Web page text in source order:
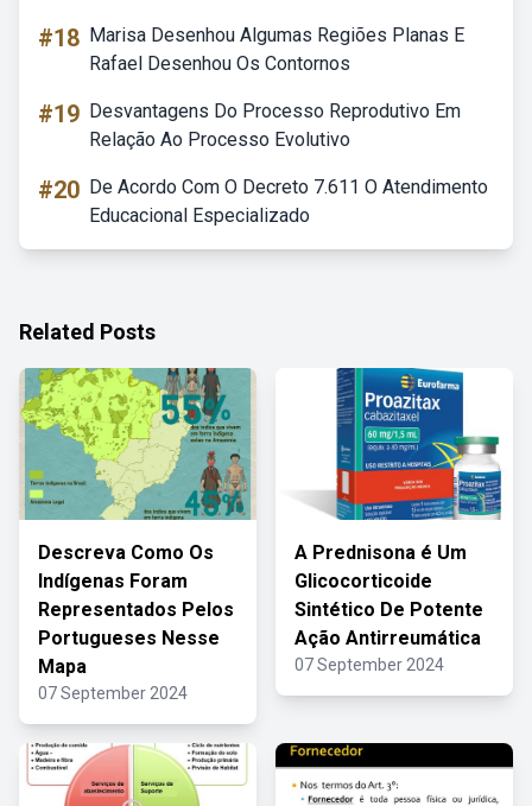
#18 Marisa Desenhou Algumas Regiões Planas E
Rafael Desenhou Os Contornos
#19 Desvantagens Do Processo Reprodutivo Em
Relação Ao Processo Evolutivo
#20 De Acordo Com O Decreto 7.611 O Atendimento
Educacional Especializado
Related Posts
Descreva Como Os
Indígenas Foram
Representados Pelos
Portugueses Nesse
Mapa
07 September 2024
A Prednisona é Um
Glicocorticoide
Sintético De Potente
Ação Antirreumática
07 September 2024